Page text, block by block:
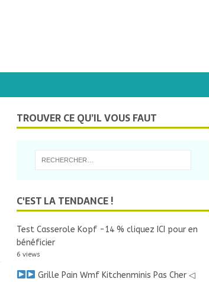
TROUVER CE QU’IL VOUS FAUT
C'EST LA TENDANCE !
Test Casserole Kopf -14 % cliquez ICI pour en
bénéficier
6 views
Grille Pain Wmf Kitchenminis Pas Cher ◁